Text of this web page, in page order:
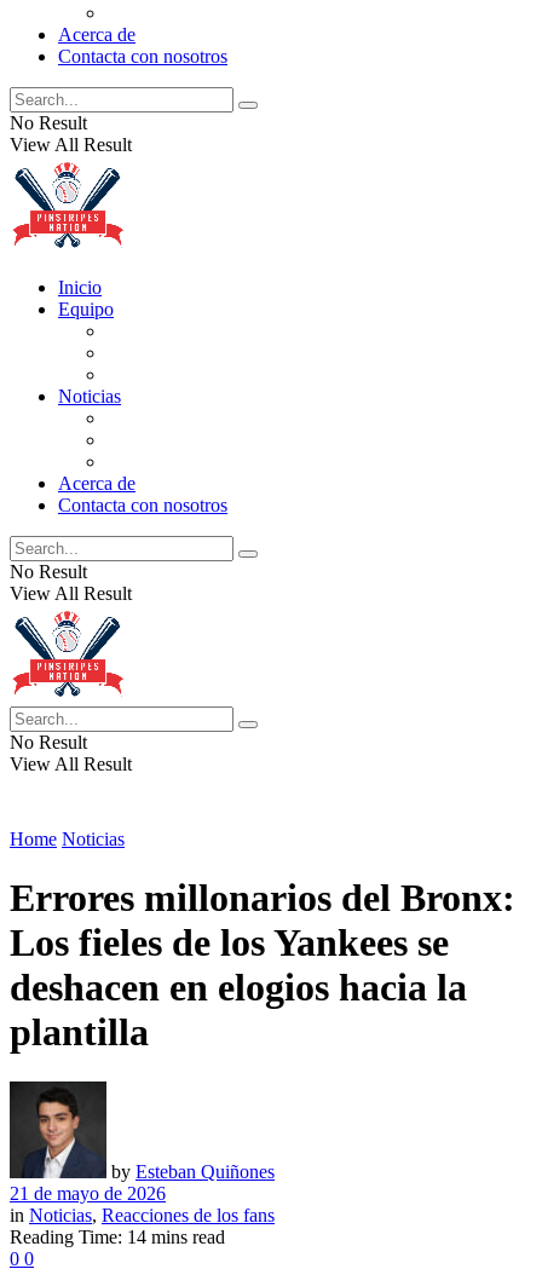
Acerca de
Contacta con nosotros
No Result
View All Result
Inicio
Equipo
Noticias
Acerca de
Contacta con nosotros
No Result
View All Result
No Result
View All Result
Home Noticias
Errores millonarios del Bronx:
Los fieles de los Yankees se
deshacen en elogios hacia la
plantilla
by Esteban Quiñones
21 de mayo de 2026
in Noticias, Reacciones de los fans
Reading Time: 14 mins read
0 0